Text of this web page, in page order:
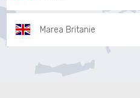
Marea Britanie